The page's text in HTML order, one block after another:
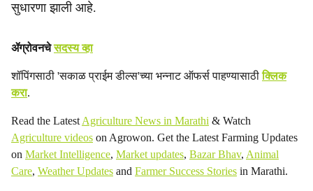
सुधारणा झाली आहे.
ॲग्रोवनचेसदस्य व्हा
शॉपिंगसाठी 'सकाळ प्राईम डील्स'च्या भन्नाट ऑफर्स पाहण्यासाठीक्लिक
करा.
Read the Latest Agriculture News in Marathi & Watch
Agriculture videos on Agrowon. Get the Latest Farming Updates
on Market Intelligence, Market updates, Bazar Bhav, Animal
Care, Weather Updates and Farmer Success Stories in Marathi.